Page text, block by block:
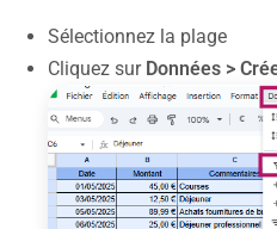
Sélectionnez la plage
Cliquez sur Données >